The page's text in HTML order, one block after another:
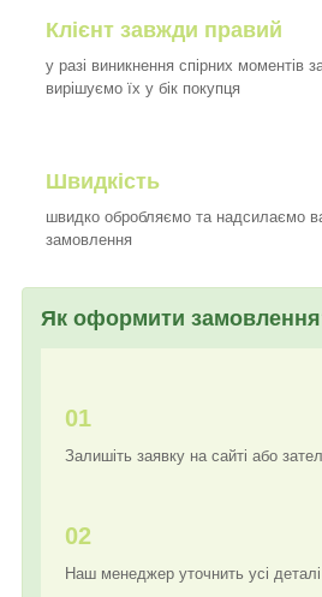
Клієнт завжди правий
у разі виникнення спірних моментів
вирішуємо їх у бік покупця
Швидкість
швидко обробляємо та надсилаємо
замовлення
Як оформити
01
Залишіть заявку на сайті або
02
Наш менеджер уточнить усі